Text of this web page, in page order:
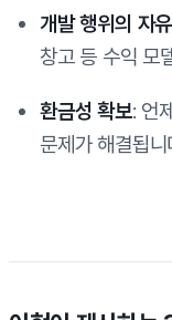
개발 행위의 자유
창고 등 수익 모
환금성 확보: 언
문제가 해결됩니